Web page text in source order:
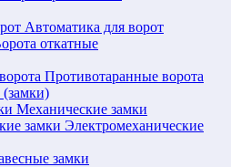
Автоматика для ворот
откатные
Противотаранные ворота
(замки)
Механические замки
Электромеханические
замки